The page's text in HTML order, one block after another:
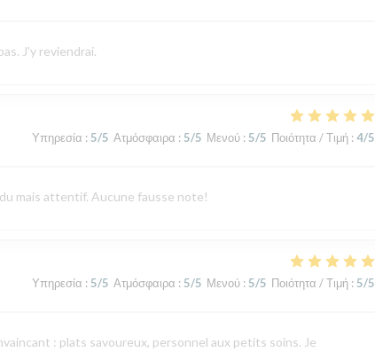
J'y reviendrai.
Υπηρεσία : 5/5 Ατμόσφαιρα : 5/5 Μενού: 5/5 Ποιότητα / Τιμή: 4/5
mais attentif. Aucune fausse note!
Υπηρεσία : 5/5 Ατμόσφαιρα : 5/5 Μενού: 5/5 Ποιότητα / Τιμή: 5/5
: plats savoureux, personnel aux petits soins. Je